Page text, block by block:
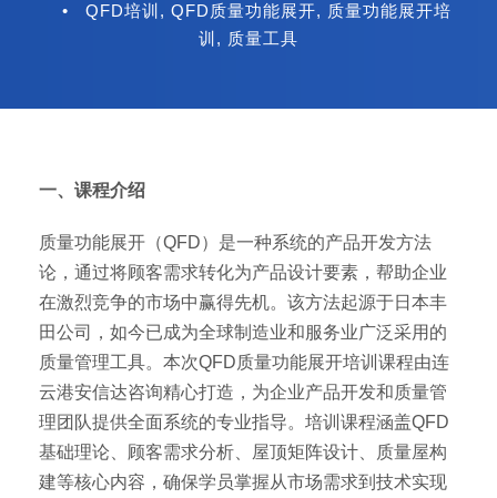
•
QFD培训 , QFD质量功能展开, 质量功能展开培
训 , 质量工具
一、课程介绍
质量功能展开（QFD）是一种系统的产品开发方法
论，通过将顾客需求转化为产品设计要素，帮助企业
在激烈竞争的市场中赢得先机。该方法起源于日本丰
田公司，如今已成为全球制造业和服务业广泛采用的
质量管理工具。本次QFD质量功能展开培训课程由连
云港安信达咨询精心打造，为企业产品开发和质量管
理团队提供全面系统的专业指导。培训课程涵盖QFD
基础理论、顾客需求分析、屋顶矩阵设计、质量屋构
建等核心内容，确保学员掌握从市场需求到技术实现